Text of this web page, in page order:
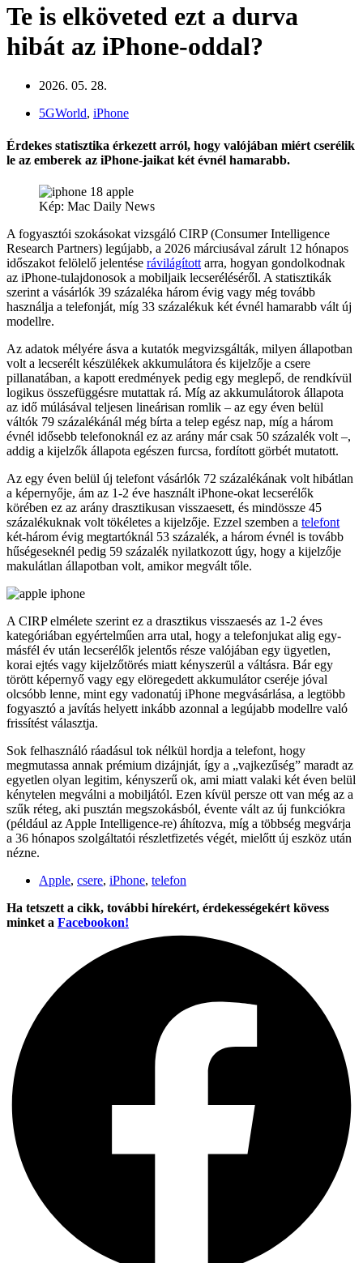
Te is elköveted ezt a durva
hibát az iPhone-oddal?
2026. 05. 28.
5GWorld, iPhone
Érdekes statisztika érkezett arról, hogy valójában miért cserélik
le az emberek az iPhone-jaikat két évnél hamarabb.
Kép: Mac Daily News
A fogyasztói szokásokat vizsgáló CIRP (Consumer Intelligence
Research Partners) legújabb, a 2026 márciusával zárult 12 hónapos
időszakot felölelő jelentése rávilágított arra, hogyan gondolkodnak
az iPhone-tulajdonosok a mobiljaik lecseréléséről. A statisztikák
szerint a vásárlók 39 százaléka három évig vagy még tovább
használja a telefonját, míg 33 százalékuk két évnél hamarabb vált új
modellre.
Az adatok mélyére ásva a kutatók megvizsgálták, milyen állapotban
volt a lecserélt készülékek akkumulátora és kijelzője a csere
pillanatában, a kapott eredmények pedig egy meglepő, de rendkívül
logikus összefüggésre mutattak rá. Míg az akkumulátorok állapota
az idő múlásával teljesen lineárisan romlik – az egy éven belül
váltók 79 százalékánál még bírta a telep egész nap, míg a három
évnél idősebb telefonoknál ez az arány már csak 50 százalék volt –,
addig a kijelzők állapota egészen furcsa, fordított görbét mutatott.
Az egy éven belül új telefont vásárlók 72 százalékának volt hibátlan
a képernyője, ám az 1-2 éve használt iPhone-okat lecserélők
körében ez az arány drasztikusan visszaesett, és mindössze 45
százalékuknak volt tökéletes a kijelzője. Ezzel szemben a telefont
két-három évig megtartóknál 53 százalék, a három évnél is tovább
hűségeseknél pedig 59 százalék nyilatkozott úgy, hogy a kijelzője
makulátlan állapotban volt, amikor megvált tőle.
A CIRP elmélete szerint ez a drasztikus visszaesés az 1-2 éves
kategóriában egyértelműen arra utal, hogy a telefonjukat alig egy-
másfél év után lecserélők jelentős része valójában egy ügyetlen,
korai ejtés vagy kijelzőtörés miatt kényszerül a váltásra. Bár egy
törött képernyő vagy egy elöregedett akkumulátor cseréje jóval
olcsóbb lenne, mint egy vadonatúj iPhone megvásárlása, a legtöbb
fogyasztó a javítás helyett inkább azonnal a legújabb modellre való
frissítést választja.
Sok felhasználó ráadásul tok nélkül hordja a telefont, hogy
megmutassa annak prémium dizájnját, így a „vajkezűség” maradt az
egyetlen olyan legitim, kényszerű ok, ami miatt valaki két éven belül
kénytelen megválni a mobiljától. Ezen kívül persze ott van még az a
szűk réteg, aki pusztán megszokásból, évente vált az új funkciókra
(például az Apple Intelligence-re) áhítozva, míg a többség megvárja
a 36 hónapos szolgáltatói részletfizetés végét, mielőtt új eszköz után
nézne.
Apple, csere, iPhone, telefon
Ha tetszett a cikk, további hírekért, érdekességekért kövess
minket a Facebookon!